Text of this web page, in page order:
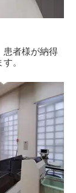
患者様が納得
。